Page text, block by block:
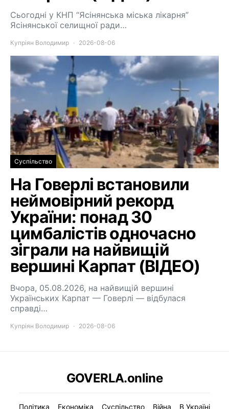
Сьогодні у КНП “Ясінянська міська лікарня”
Ясінянської селищної ради…
Купріян Володимир 2026-08-06
Суспільство
На Говерлі встановили
неймовірний рекорд
України: понад 30
цимбалістів одночасно
зіграли на найвищій
вершині Карпат (ВІДЕО)
Вчора, 05.08.2026, на найвищій вершині
Українських Карпат — Говерлі — відбулася
справді…
Купріян Володимир 2026-08-06
GOVERLA.online
Політика Економіка Суспільство Війна В Україні